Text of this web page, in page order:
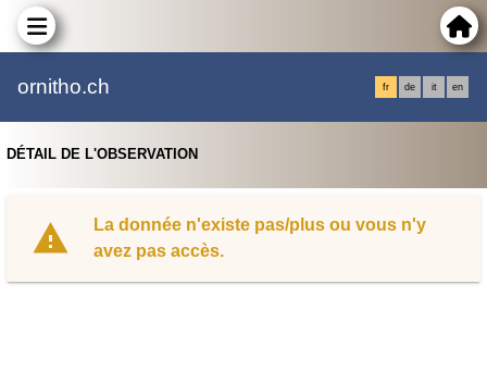
ornitho.ch fr de it en
DÉTAIL DE L'OBSERVATION
La donnée n'existe pas/plus ou vous n'y
avez pas accès.